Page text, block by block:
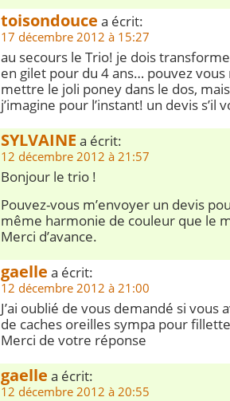
toisondouce a écrit:
17 décembre 2012 à 15:27
au secours le Trio! je dois
en gilet pour du 4 ans… pouvez vous
mettre le joli poney dans le dos,
j’imagine pour l’instant! un devis s’il
SYLVAINE a écrit:
12 décembre 2012 à 21:57
Bonjour le trio !
Pouvez-vous m’envoyer un devis
même harmonie de couleur que le
Merci d’avance.
gaelle a écrit:
12 décembre 2012 à 21:00
J’ai oublié de vous demandé si vous
de caches oreilles sympa pour
Merci de votre réponse
gaelle a écrit:
12 décembre 2012 à 20:55